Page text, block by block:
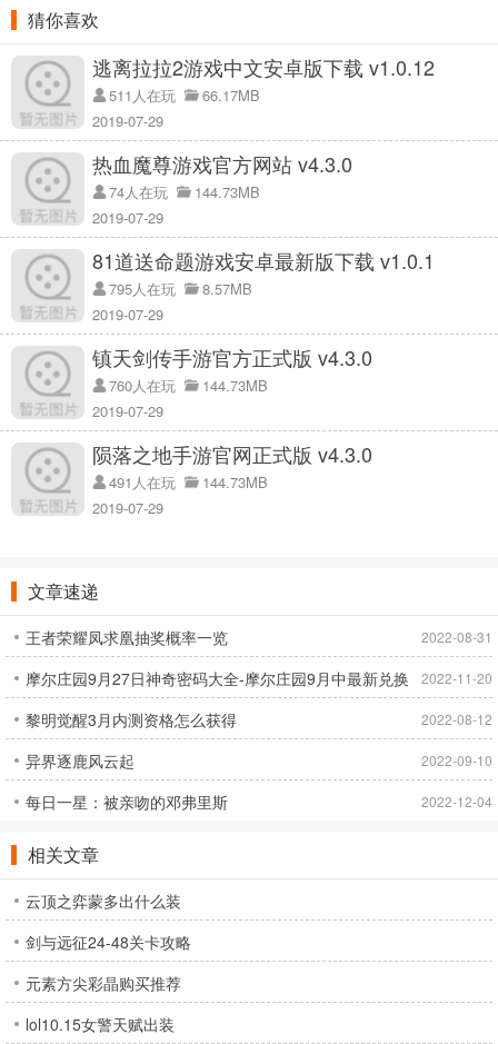
2.恒定传奇的游戏性，精致细腻的画风，再现经典传奇
3.副本奖励高，玩家和商人都可以搬砖，转卖装备和道具。
4、满满BOSS，不用抢BOSS轻松体验切BOSS的快感。
介绍
新手技能
安全区左下方，进入初级地图升级，前期不建议超越地图。(初级地图
混上20步左右的半套装备后，去三仁唐恬然后去像切菜一样容易)。
其次，升级帽子，增加切割值，加快打怪效率。宠物和水桶满了之
后，可以逐步升级称号和神器。
300级以后只能用丹级升级。级别上限是2400级。上线后可以直接进
入初级和中级藏宝图，打怪物可以直接达到300级。
丹的等级可以通过杀死怪物获得。所有等级的丹都可以通过杀死怪物
掉落，或者由NPC合成。低水平可以合成高水平。
变强之路
杀怪可以获得材料“强化石”，可以直接强化装备，大幅提升攻击属
性。
优先养宠物，“满级神宠”可以在野外挂机刷BOSS时群体麻痹怪物，保
证人的安全。
整体玩法需要通过杀BOSS和打金获得红包，一步步提升自己。进入
高级地图杀BOSS获得高级装备，一步一步稳步提升实力，最后，无
尽激情PK！
猜你喜欢
逃离拉拉2游戏中文安卓版下载 v1.0.12
511人在玩
66.17MB
2019-07-29
热血魔尊游戏官方网站 v4.3.0
74人在玩
144.73MB
2019-07-29
81道送命题游戏安卓最新版下载 v1.0.1
795人在玩
8.57MB
2019-07-29
镇天剑传手游官方正式版 v4.3.0
760人在玩
144.73MB
2019-07-29
陨落之地手游官网正式版 v4.3.0
491人在玩
144.73MB
2019-07-29
文章速递
王者荣耀凤求凰抽奖概率一览 2022-08-31
摩尔庄园9月27日神奇密码大全-摩尔庄园9月中最新兑换
码[多图]
2022-11-20
黎明觉醒3月内测资格怎么获得 2022-08-12
异界逐鹿风云起 2022-09-10
每日一星：被亲吻的邓弗里斯 2022-12-04
相关文章
云顶之弈蒙多出什么装
剑与远征24-48关卡攻略
元素方尖彩晶购买推荐
lol10.15女警天赋出装